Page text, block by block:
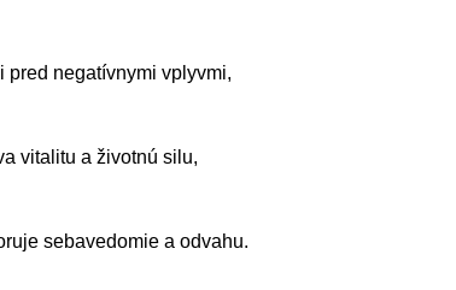
pred negatívnymi vplyvmi,
vitalitu a životnú silu,
sebavedomie a odvahu.